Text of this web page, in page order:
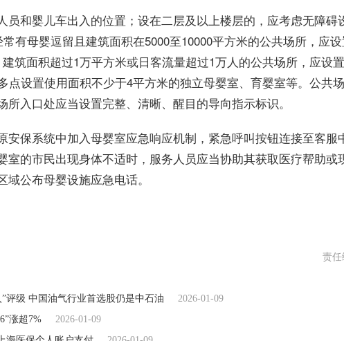
员和婴儿车出入的位置；设在二层及以上楼层的，应考虑无障碍
有母婴逗留且建筑面积在5000至10000平方米的公共场所，应
筑面积超过1万平方米或日客流量超过1万人的公共场所，应设
点设置使用面积不少于4平方米的独立母婴室、育婴室等。公共
入口处应当设置完整、清晰、醒目的导向指示标识。
安保系统中加入母婴室应急响应机制，紧急呼叫按钮连接至客服
室的市民出现身体不适时，服务人员应当协助其获取医疗帮助或
公布母婴设施应急电话。
责
评级 中国油气行业首选股仍是中石油
2026-01-09
涨超7%
2026-01-09